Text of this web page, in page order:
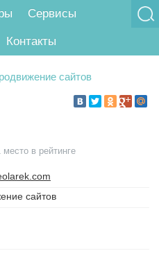
Сервисы
Контакты
сайтов
в рейтинге
сайтов